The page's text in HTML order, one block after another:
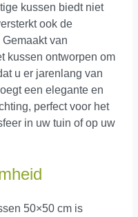
kussen biedt niet
ook de
van
kussen ontworpen om
u er jarenlang van
een elegante en
perfect voor het
in uw tuin of op uw
50×50 cm is